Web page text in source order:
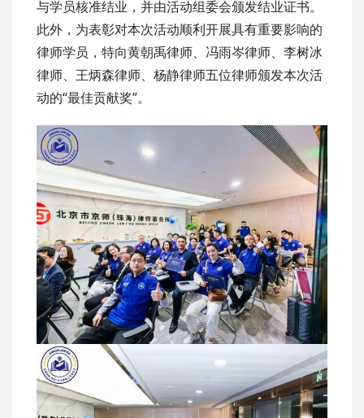
与学员核准结业，并由活动组委会颁发结业证书。
此外，为表彰对本次活动顺利开展具有重要影响的
律师学员，特向黄朝禹律师、冯雨岑律师、李树冰
律师、王炳森律师、杨静律师五位律师颁发本次活
动的“最佳贡献奖”。